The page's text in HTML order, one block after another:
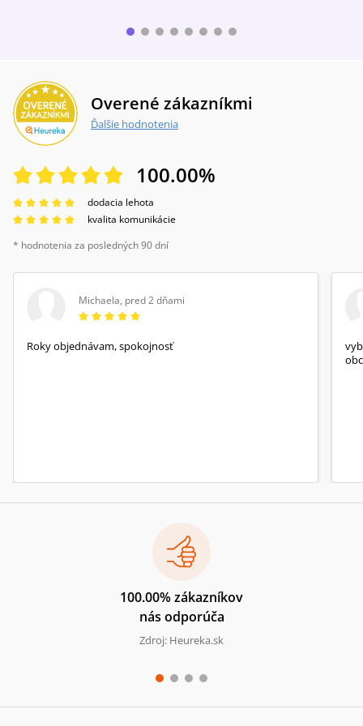
Overené zákazníkmi
Ďalšie hodnotenia
100.00%
dodacia lehota
kvalita komunikácie
* hodnotenia za posledných 90 dní
Michaela, pred 2 dňami
Roky objednávam, spokojnosť
100.00% zákazníkov
nás odporúča
Zdroj: Heureka.sk